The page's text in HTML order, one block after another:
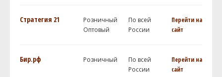
Стратегия 21
Розничный
Оптовый
По всей
России
Перейти на
сайт
Бир.рф Розничный
По всей
России
Перейти на
сайт